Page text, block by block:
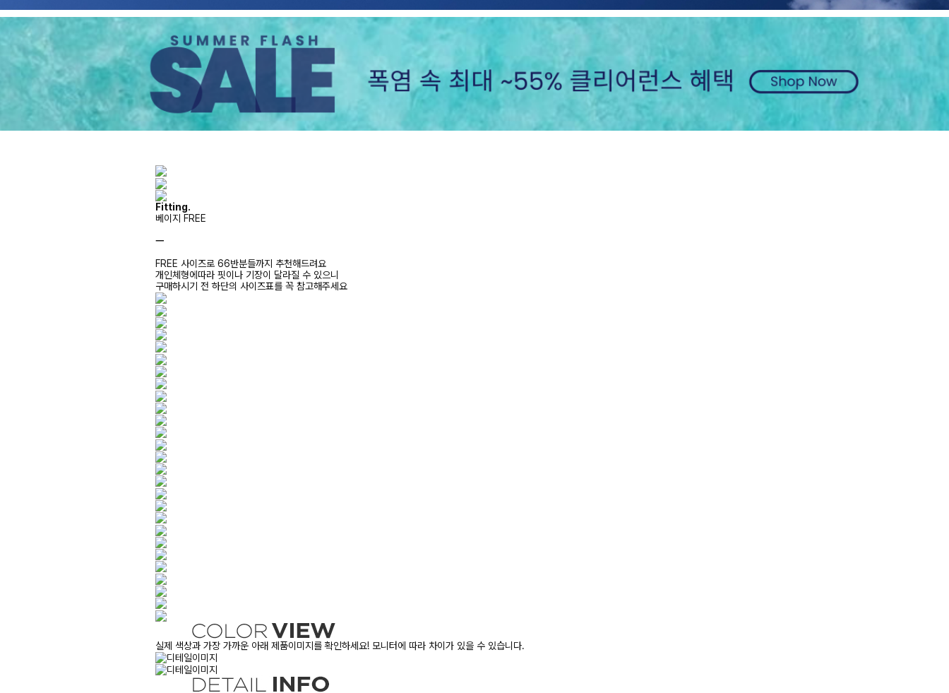
Fitting.
베이지 FREE
ㅡ
FREE 사이즈로 66반분들까지 추천해드려요
개인체형에따라 핏이나 기장이 달라질 수 있으니
구매하시기 전 하단의 사이즈표를 꼭 참고해주세요
실제 색상과 가장 가까운 아래 제품이미지를 확인하세요! 모니터에 따라 차이가 있을 수 있습니다.